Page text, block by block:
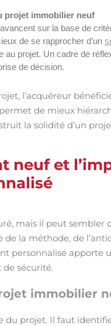
projet immobilier neuf
sur la base de
de se rapprocher d’un
au projet. Un cadre de
de décision.
l’acquéreur
de mieux
la solidité d’un
neuf et
mais il peut sembler
la méthode, de
personnalisé
de sécurité.
immobilier
projet. Il faut